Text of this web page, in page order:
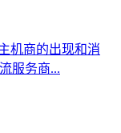
机商的出现和消
服务商...